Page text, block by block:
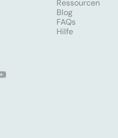
Ressourcen
Blog
FAQs
Hilfe